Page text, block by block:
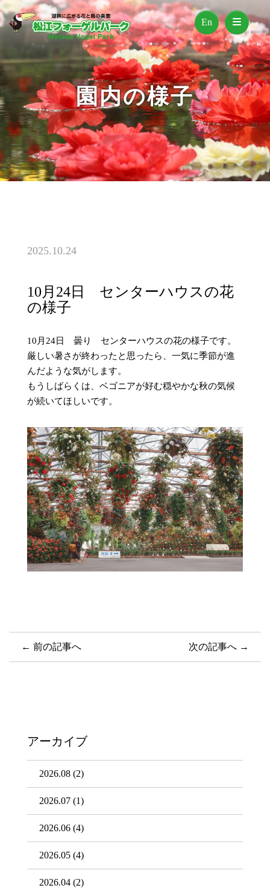
En
園内の様子
2025.10.24
10月24日 センターハウスの花
の様子
10月24日 曇り センターハウスの花の様子です。
厳しい暑さが終わったと思ったら、一気に季節が進
んだような気がします。
もうしばらくは、ベゴニアが好む穏やかな秋の気候
が続いてほしいです。
← 前の記事へ 次の記事へ →
アーカイブ
2026.08 (2)
2026.07 (1)
2026.06 (4)
2026.05 (4)
2026.04 (2)